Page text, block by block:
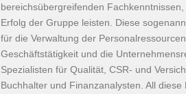
bereichsübergreifenden
Erfolg der Gruppe leisten. Diese
für die Verwaltung der
Geschäftstätigkeit und die
Spezialisten für Qualität, CSR- und
Buchhalter und Finanzanalysten. All